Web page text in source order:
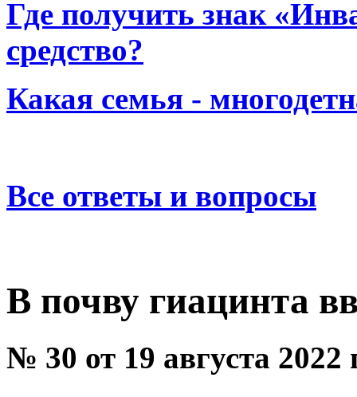
Где получить знак
средство?
Какая семья -
Все ответы и вопросы
В почву гиацинта
№ 30 от 19 августа 2022